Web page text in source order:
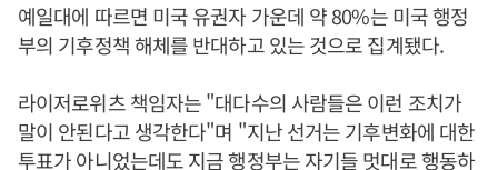
예일대에 따르면 미국 유권자 가운데 약 80%는 미국 행정
부의 기후정책 해체를 반대하고 있는 것으로 집계됐다.
라이저로위츠 책임자는 "대다수의 사람들은 이런 조치가
말이 안된다고 생각한다"며 "지난 선거는 기후변화에 대한
투표가 아니었는데도 지금 행정부는 자기들 멋대로 행동하